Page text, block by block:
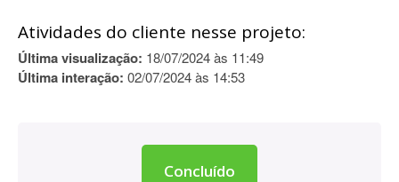
Atividades do cliente nesse projeto:
Última visualização: 18/07/2024 às 11:49
Última interação: 02/07/2024 às 14:53
Concluído